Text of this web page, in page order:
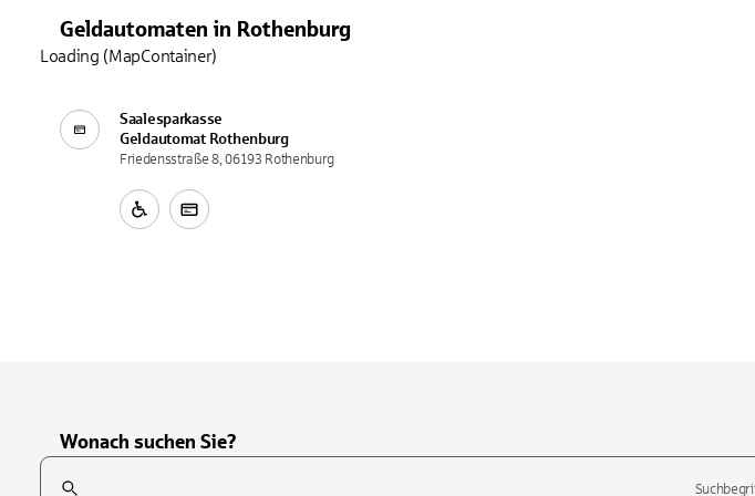
Geldautomaten in Rothenburg
Saalesparkasse
Geldautomat Rothenburg
Friedensstraße 8, 06193 Rothenburg
Loading (MapContainer)
Wonach suchen Sie?
Suchfeld